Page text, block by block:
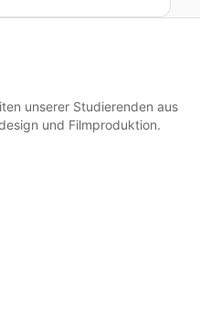
unserer Studierenden aus
und Filmproduktion.